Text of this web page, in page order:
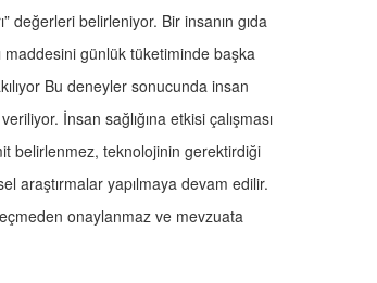
değerleri belirleniyor. Bir insanın gıda
maddesini günlük tüketiminde başka
Bu deneyler sonucunda insan
İnsan sağlığına etkisi çalışması
belirlenmez, teknolojinin gerektirdiği
araştırmalar yapılmaya devam edilir.
onaylanmaz ve mevzuata